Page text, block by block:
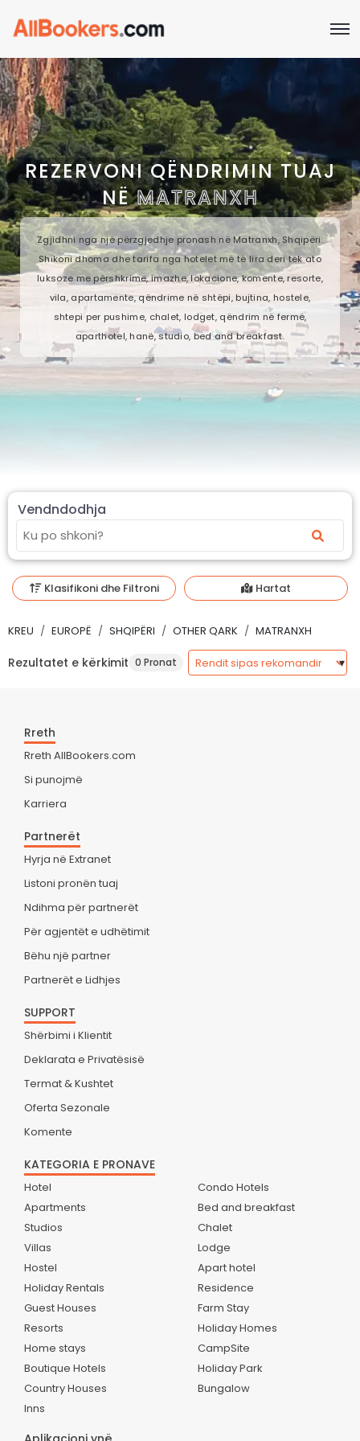
REZERVONI QËNDRIMIN TUAJ
NËMATRANXH
Zgjidhni nga një përzgjedhje pronash në Matranxh, Shqipëri.
Shikoni dhoma dhe tarifa nga hotelet më të lira deri tek ato
luksoze me përshkrime, imazhe, lokacione, komente, resorte,
vila, apartamente, qëndrime në shtëpi, bujtina, hostele,
shtepi per pushime, chalet, lodget, qëndrim në fermë,
aparthotel, hanë, studio, bed and breakfast.
Vendndodhja
Klasifikoni dhe Filtroni Hartat
KREU EUROPË SHQIPËRI OTHER QARK MATRANXH
Rezultatet e kërkimit 0 Pronat
Rreth
Rreth AllBookers.com
Si punojmë
Karriera
Partnerët
Hyrja në Extranet
Listoni pronën tuaj
Ndihma për partnerët
Për agjentët e udhëtimit
Bëhu një partner
Partnerët e Lidhjes
SUPPORT
Shërbimi i Klientit
Deklarata e Privatësisë
Termat & Kushtet
Oferta Sezonale
Komente
KATEGORIA E PRONAVE
Hotel
Apartments
Studios
Villas
Hostel
Holiday Rentals
Guest Houses
Resorts
Home stays
Boutique Hotels
Country Houses
Inns
Condo Hotels
Bed and breakfast
Chalet
Lodge
Apart hotel
Residence
Farm Stay
Holiday Homes
CampSite
Holiday Park
Bungalow